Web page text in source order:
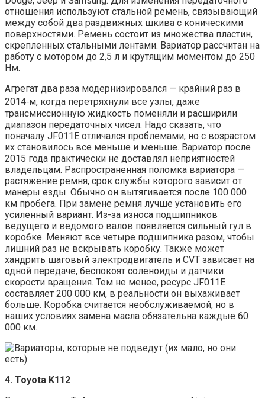
отношения используют стальной ремень, связывающий
между собой два раздвижных шкива с коническими
поверхностями. Ремень состоит из множества пластин,
скрепленных стальными лентами. Вариатор рассчитан на
работу с мотором до 2,5 л и крутящим моментом до 250
Нм.
Агрегат два раза модернизировался — крайний раз в
2014‑м, когда перетряхнули все узлы, даже
трансмиссионную жидкость поменяли и расширили
диапазон передаточных чисел. Надо сказать, что
поначалу JF011E отличался проблемами, но с возрастом
их становилось все меньше и меньше. Вариатор после
2015 года практически не доставлял неприятностей
владельцам. Распространенная поломка вариатора —
растяжение ремня, срок службы которого зависит от
манеры езды. Обычно он вытягивается после 100 000
км пробега. При замене ремня лучше установить его
усиленный вариант. Из-за износа подшипников
ведущего и ведомого валов появляется сильный гул в
коробке. Меняют все четыре подшипника разом, чтобы
лишний раз не вскрывать коробку. Также может
хандрить шаговый электродвигатель и CVT зависает на
одной передаче, беспокоят соленоиды и датчики
скорости вращения. Тем не менее, ресурс JF011E
составляет 200 000 км, в реальности он выхаживает
больше. Коробка считается необслуживаемой, но в
наших условиях замена масла обязательна каждые 60
000 км.
4. Toyota K112